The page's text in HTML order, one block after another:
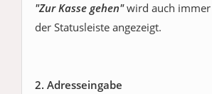
"Zur Kasse gehen"wird auch immer
der Statusleiste angezeigt.
2. Adresseingabe